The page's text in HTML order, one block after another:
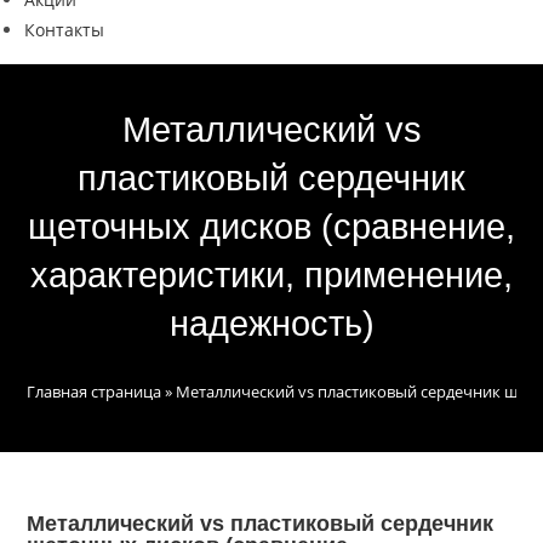
Контакты
Металлический vs
пластиковый сердечник
щеточных дисков (сравнение,
характеристики, применение,
надежность)
Главная страница» Металлический vs пластиковый сердечник
Металлический vs пластиковый сердечник